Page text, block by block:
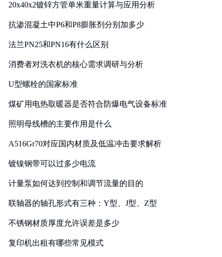
20x40x2镀锌方管单米重量计算与应用分析
抗渗混凝土中P6和P8膨胀剂分别加多少
法兰PN25和PN16有什么区别
消费者对洗衣机的核心需求调研与分析
U型螺栓的国家标准
煤矿用电热取暖器是否符合防爆电气设备标准
照明母线槽的主要作用是什么
A516Gr70对应国内材质及低温冲击要求解析
镀镍钢带可以过多少电流
计量泵如何达到控制和调节流量的目的
联轴器的轴孔形式有三种：Y型、J型、Z型
不锈钢材质厚度允许误差是多少
复印机出租有哪些常见模式